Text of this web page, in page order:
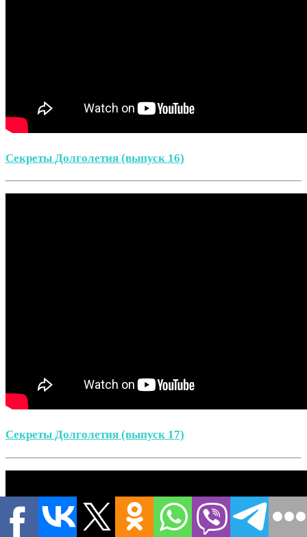
Секреты Долголетия (выпуск 16)
Секреты Долголетия (выпуск 17)